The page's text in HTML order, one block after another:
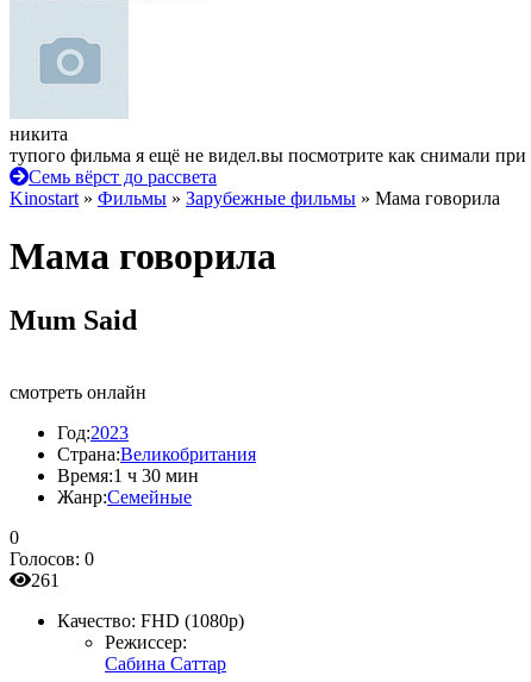
никита
тупого фильма я ещё не видел.вы посмотрите как снимали при
Семь вёрст до рассвета
Kinostart » Фильмы » Зарубежные фильмы » Мама говорила
Мама говорила
Mum Said
смотреть онлайн
Год:2023
Страна:Великобритания
Время:1 ч 30 мин
Жанр:Семейные
0
Голосов: 0
261
Качество: FHD (1080p)
Режиссер:
Сабина Саттар